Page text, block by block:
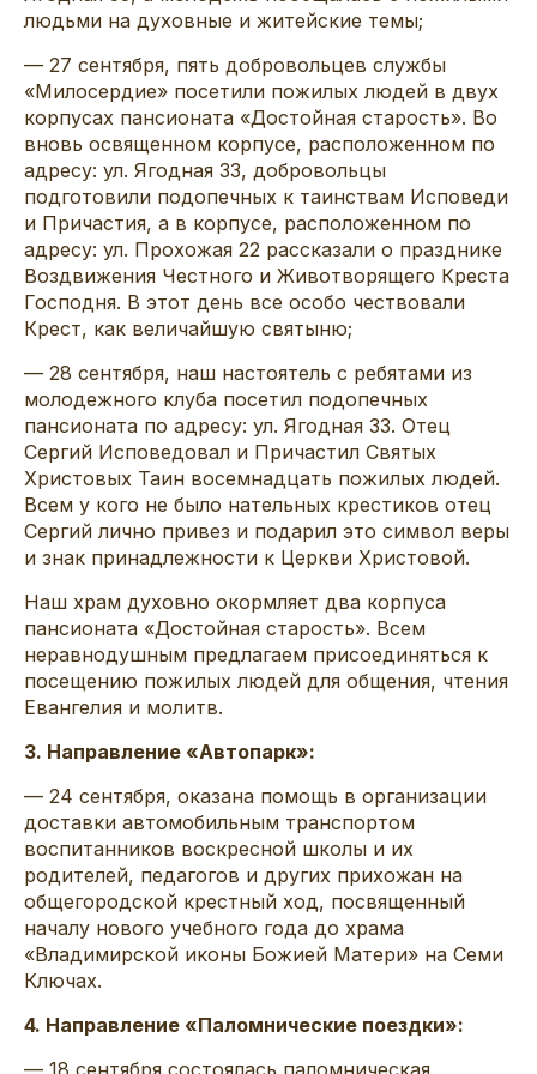
людьми на духовные и житейские темы;
— 27 сентября, пять добровольцев службы
«Милосердие» посетили пожилых людей в двух
корпусах пансионата «Достойная старость». Во
вновь освященном корпусе, расположенном по
адресу: ул. Ягодная 33, добровольцы
подготовили подопечных к таинствам Исповеди
и Причастия, а в корпусе, расположенном по
адресу: ул. Прохожая 22 рассказали о празднике
Воздвижения Честного и Животворящего Креста
Господня. В этот день все особо чествовали
Крест, как величайшую святыню;
— 28 сентября, наш настоятель с ребятами из
молодежного клуба посетил подопечных
пансионата по адресу: ул. Ягодная 33. Отец
Сергий Исповедовал и Причастил Святых
Христовых Таин восемнадцать пожилых людей.
Всем у кого не было нательных крестиков отец
Сергий лично привез и подарил это символ веры
и знак принадлежности к Церкви Христовой.
Наш храм духовно окормляет два корпуса
пансионата «Достойная старость». Всем
неравнодушным предлагаем присоединяться к
посещению пожилых людей для общения, чтения
Евангелия и молитв.
3. Направление «Автопарк»:
— 24 сентября, оказана помощь в организации
доставки автомобильным транспортом
воспитанников воскресной школы и их
родителей, педагогов и других прихожан на
общегородской крестный ход, посвященный
началу нового учебного года до храма
«Владимирской иконы Божией Матери» на Семи
Ключах.
4. Направление «Паломнические поездки»:
— 18 сентября состоялась паломническая